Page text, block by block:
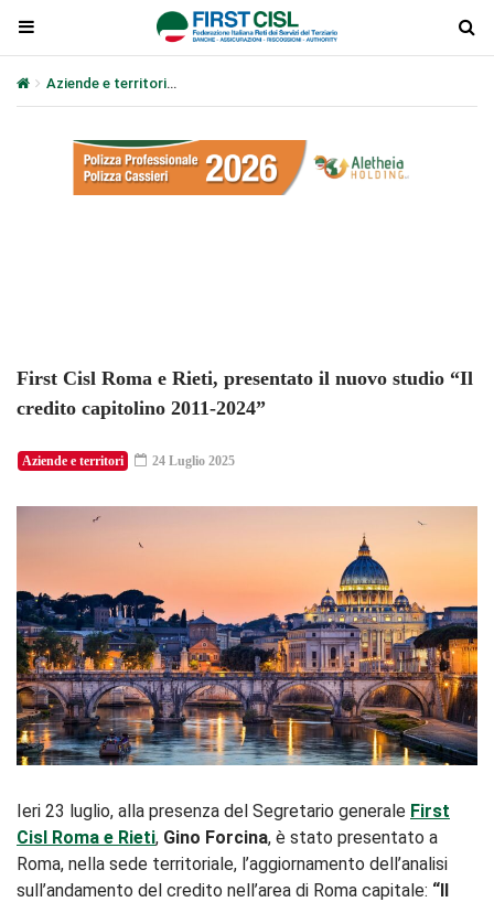
Aziende e territori
First Cisl Roma e Rieti, presentato il nuovo studio “Il
credito capitolino 2011-2024”
Aziende e territori 24 Luglio 2025
Ieri 23 luglio, alla presenza del Segretario generale First
Cisl Roma e Rieti, Gino Forcina, è stato presentato a
Roma, nella sede territoriale, l’aggiornamento dell’analisi
sull’andamento del credito nell’area di Roma capitale: “Il